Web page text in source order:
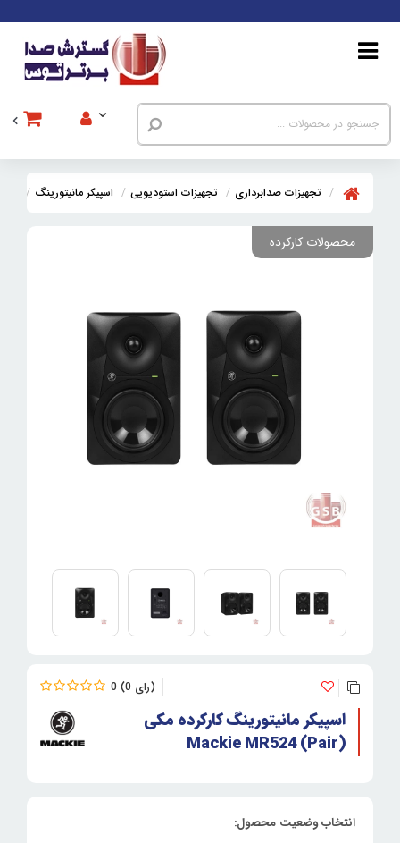
تجهیزات صدابرداری تجهیزات استودیویی اسپیکر مانیتورینگ
محصولات کارکرده
0 0
اسپیکر مانیتورینگ کارکرده مکی
Mackie MR524 (Pair)
انتخاب وضعیت محصول: